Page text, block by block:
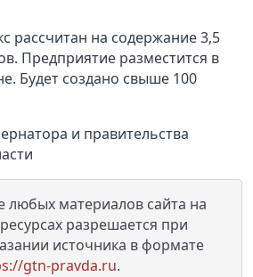
рассчитан на содержание 3,5
Предприятие разместится в
Будет создано свыше 100
и правительства
любых материалов сайта на
разрешается при
источника в формате
gtn-pravda.ru.